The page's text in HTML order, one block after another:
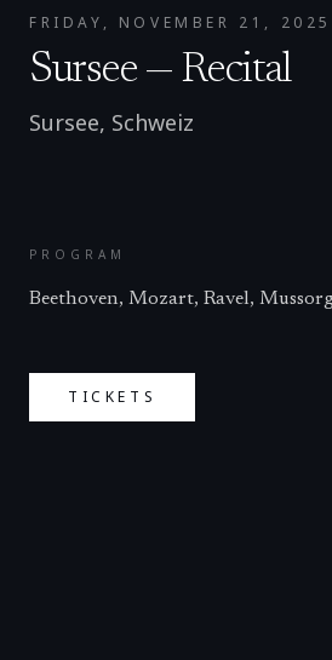
FRIDAY, NOVEMBER 21, 2025
Sursee — Recital
Sursee, Schweiz
PROGRAM
Beethoven, Mozart, Ravel,
TICKETS